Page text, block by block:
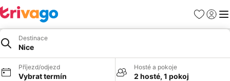
Oblíbené
Destinace
Nice
Příjezd/odjezd
Vybrat termín
Hosté a pokoje
2 hosté, 1 pokoj